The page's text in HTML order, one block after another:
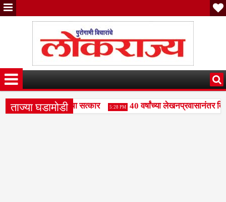
ताज्या घडामोडी
दुधगावकर यांचा सत्कार 5:28 PM
40 वर्षांच्या लेखनप्रवासानंतर